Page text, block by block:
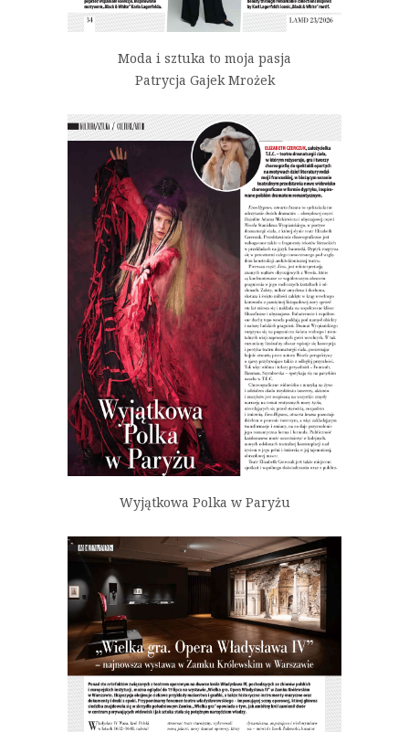
Moda i sztuka to moja pasja
Patrycja Gajek Mrożek
Wyjątkowa Polka w Paryżu